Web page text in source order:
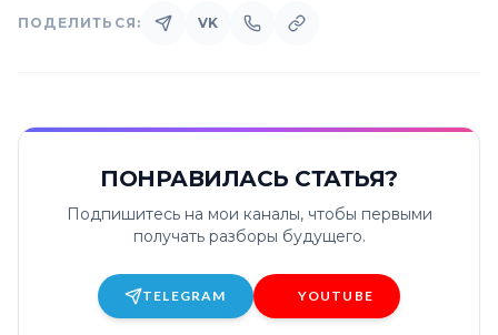
ПОДЕЛИТЬСЯ: VK
ПОНРАВИЛАСЬ СТАТЬЯ?
Подпишитесь на мои каналы, чтобы первыми
получать разборы будущего.
TELEGRAM YOUTUBE